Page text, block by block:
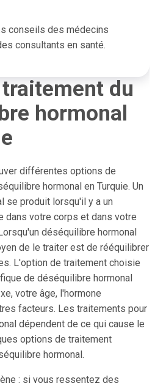
conseils des médecins
consultants en santé.
du
hormonal
différentes options de
hormonal en Turquie. Un
se produit lorsqu'il y a un
dans votre corps et dans votre
déséquilibre hormonal
de le traiter est de rééquilibrer
L'option de traitement choisie
de déséquilibre hormonal
votre âge, l'hormone
facteurs. Les traitements pour
dépendent de ce qui cause le
options de traitement
hormonal.
: si vous ressentez des